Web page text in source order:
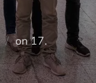
on17.